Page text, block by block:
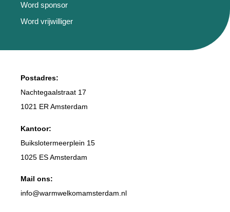
Word sponsor
Word vrijwilliger
Postadres:
Nachtegaalstraat 17
1021 ER Amsterdam
Kantoor:
Buikslotermeerplein 15
1025 ES Amsterdam
Mail ons:
info@warmwelkomamsterdam.nl